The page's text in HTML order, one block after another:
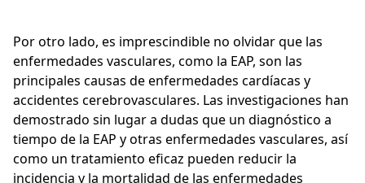
Por otro lado, es imprescindible no olvidar que las
enfermedades vasculares, como la EAP, son las
principales causas de enfermedades cardíacas y
accidentes cerebrovasculares. Las investigaciones han
demostrado sin lugar a dudas que un diagnóstico a
tiempo de la EAP y otras enfermedades vasculares, así
como un tratamiento eficaz pueden reducir la
incidencia y la mortalidad de las enfermedades